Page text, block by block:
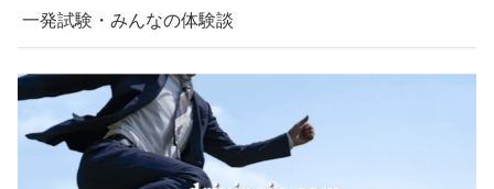
一発試験・みんなの体験談